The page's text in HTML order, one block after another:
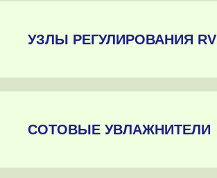
УЗЛЫ РЕГУЛИРОВАНИЯ RV
СОТОВЫЕ УВЛАЖНИТЕЛИ